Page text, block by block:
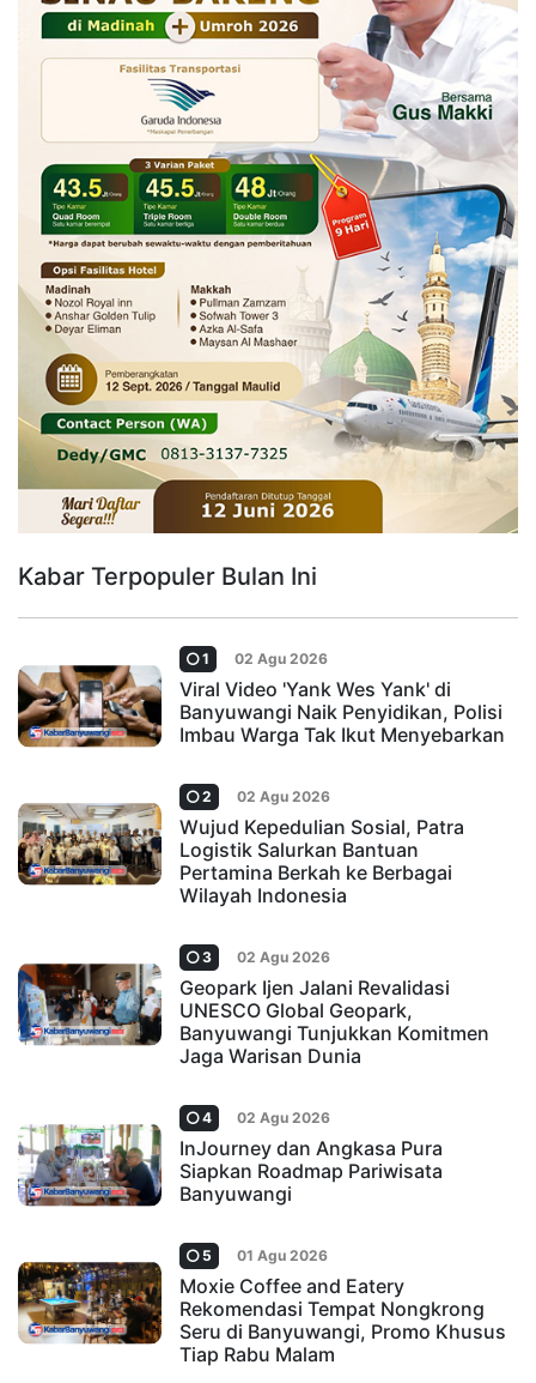
Kabar Terpopuler Bulan Ini
1 02 Agu 2026
Viral Video 'Yank Wes Yank' di
Banyuwangi Naik Penyidikan, Polisi
Imbau Warga Tak Ikut Menyebarkan
2 02 Agu 2026
Wujud Kepedulian Sosial, Patra
Logistik Salurkan Bantuan
Pertamina Berkah ke Berbagai
Wilayah Indonesia
3 02 Agu 2026
Geopark Ijen Jalani Revalidasi
UNESCO Global Geopark,
Banyuwangi Tunjukkan Komitmen
Jaga Warisan Dunia
4 02 Agu 2026
InJourney dan Angkasa Pura
Siapkan Roadmap Pariwisata
Banyuwangi
5 01 Agu 2026
Moxie Coffee and Eatery
Rekomendasi Tempat Nongkrong
Seru di Banyuwangi, Promo Khusus
Tiap Rabu Malam